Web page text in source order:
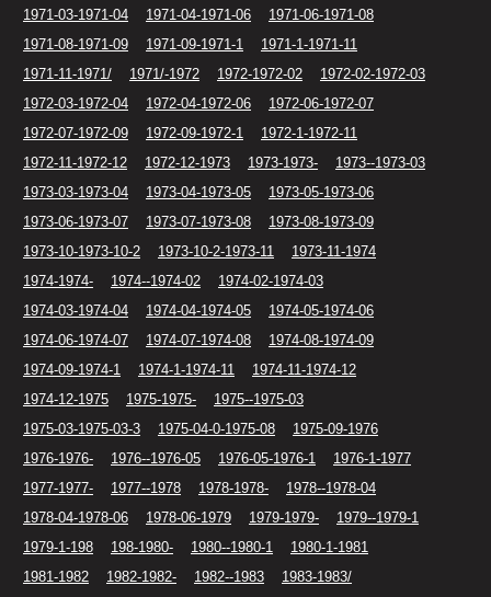
1971-03-1971-04
1971-04-1971-06
1971-06-1971-08
1971-08-1971-09
1971-09-1971-1
1971-1-1971-11
1971-11-1971/
1971/-1972 1972-1972-02
1972-02-1972-03
1972-03-1972-04
1972-04-1972-06
1972-06-1972-07
1972-07-1972-09
1972-09-1972-1
1972-1-1972-11
1972-11-1972-12
1972-12-1973 1973-1973-
1973--1973-03
1973-03-1973-04
1973-04-1973-05
1973-05-1973-06
1973-06-1973-07
1973-07-1973-08
1973-08-1973-09
1973-10-1973-10-2
1973-10-2-1973-11
1973-11-1974
1974-1974-
1974--1974-02
1974-02-1974-03
1974-03-1974-04
1974-04-1974-05
1974-05-1974-06
1974-06-1974-07
1974-07-1974-08
1974-08-1974-09
1974-09-1974-1
1974-1-1974-11
1974-11-1974-12
1974-12-1975
1975-1975-
1975--1975-03
1975-03-1975-03-3
1975-04-0-1975-08
1975-09-1976
1976-1976-
1976--1976-05 1976-05-1976-1
1976-1-1977
1977-1977-
1977--1978 1978-1978-
1978--1978-04
1978-04-1978-06
1978-06-1979 1979-1979-
1979--1979-1
1979-1-198
198-1980- 1980--1980-1
1980-1-1981
1981-1982
1982-1982- 1982--1983
1983-1983/